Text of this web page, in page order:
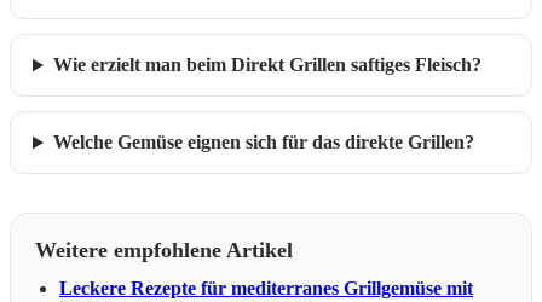
Wie erzielt man beim Direkt Grillen saftiges Fleisch?
Welche Gemüse eignen sich für das direkte Grillen?
Weitere empfohlene Artikel
Leckere Rezepte für mediterranes Grillgemüse mit